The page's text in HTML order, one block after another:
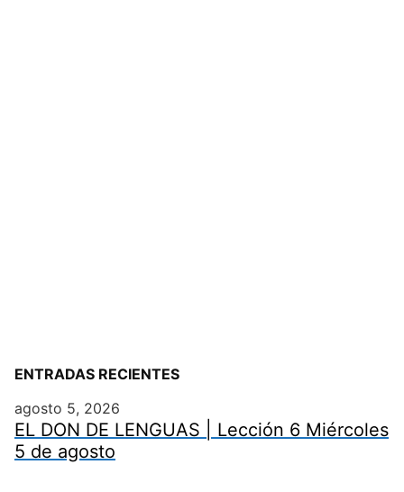
ENTRADAS RECIENTES
agosto 5, 2026
EL DON DE LENGUAS | Lección 6 Miércoles
5 de agosto